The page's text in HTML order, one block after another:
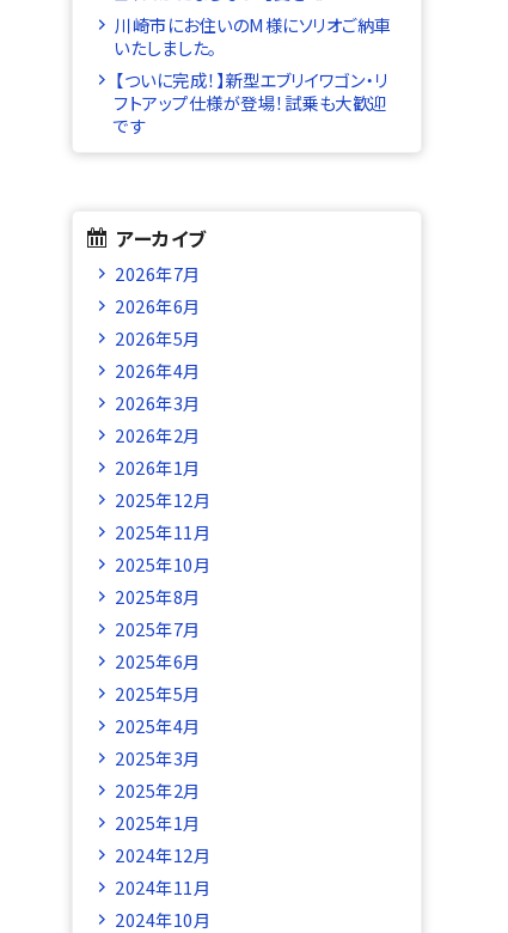
川崎市にお住いのM様にソリオご納車
いたしました。
【ついに完成！】新型エブリイワゴン・リ
フトアップ仕様が登場！試乗も大歓迎
です
アーカイブ
2026年7月
2026年6月
2026年5月
2026年4月
2026年3月
2026年2月
2026年1月
2025年12月
2025年11月
2025年10月
2025年8月
2025年7月
2025年6月
2025年5月
2025年4月
2025年3月
2025年2月
2025年1月
2024年12月
2024年11月
2024年10月